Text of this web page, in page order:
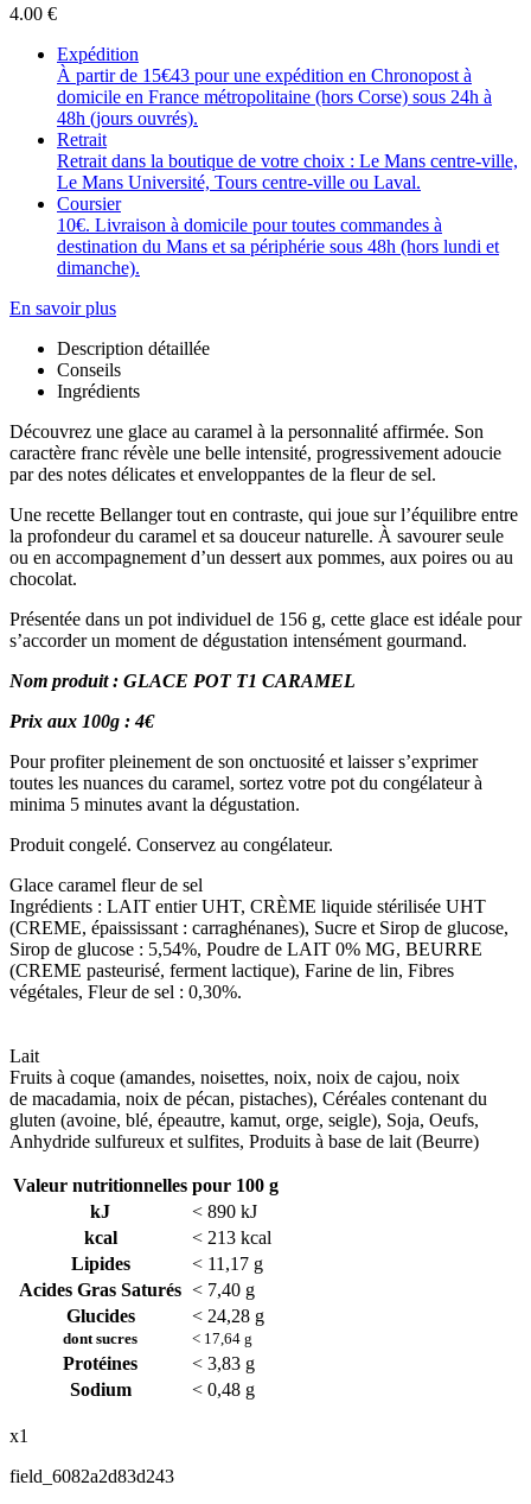
4.00 €
Expédition
À partir de 15€43 pour une expédition en Chronopost à
domicile en France métropolitaine (hors Corse) sous 24h à
48h (jours ouvrés).
Retrait
Retrait dans la boutique de votre choix : Le Mans centre-ville,
Le Mans Université, Tours centre-ville ou Laval.
Coursier
10€. Livraison à domicile pour toutes commandes à
destination du Mans et sa périphérie sous 48h (hors lundi et
dimanche).
En savoir plus
Description détaillée
Conseils
Ingrédients
Découvrez une glace au caramel à la personnalité affirmée. Son
caractère franc révèle une belle intensité, progressivement adoucie
par des notes délicates et enveloppantes de la fleur de sel.
Une recette Bellanger tout en contraste, qui joue sur l’équilibre entre
la profondeur du caramel et sa douceur naturelle. À savourer seule
ou en accompagnement d’un dessert aux pommes, aux poires ou au
chocolat.
Présentée dans un pot individuel de 156 g, cette glace est idéale pour
s’accorder un moment de dégustation intensément gourmand.
Nom produit : GLACE POT T1 CARAMEL
Prix aux 100g : 4€
Pour profiter pleinement de son onctuosité et laisser s’exprimer
toutes les nuances du caramel, sortez votre pot du congélateur à
minima 5 minutes avant la dégustation.
Produit congelé. Conservez au congélateur.
Glace caramel fleur de sel
Ingrédients : LAIT entier UHT, CRÈME liquide stérilisée UHT
(CREME, épaississant : carraghénanes), Sucre et Sirop de glucose,
Sirop de glucose : 5,54%, Poudre de LAIT 0% MG, BEURRE
(CREME pasteurisé, ferment lactique), Farine de lin, Fibres
végétales, Fleur de sel : 0,30%.
Lait
Fruits à coque (amandes, noisettes, noix, noix de cajou, noix
de macadamia, noix de pécan, pistaches), Céréales contenant du
gluten (avoine, blé, épeautre, kamut, orge, seigle), Soja, Oeufs,
Anhydride sulfureux et sulfites, Produits à base de lait (Beurre)
Valeur nutritionnelles pour 100 g
kJ
< 890 kJ
kcal
< 213 kcal
Lipides
< 11,17 g
Acides Gras Saturés < 7,40 g
Glucides
dont sucres
< 24,28 g
< 17,64 g
Protéines
< 3,83 g
Sodium
< 0,48 g
x1
field_6082a2d83d243